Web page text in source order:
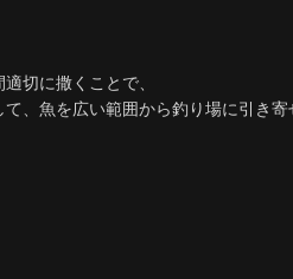
切に撒くことで、
、魚を広い範囲から釣り場に引き寄